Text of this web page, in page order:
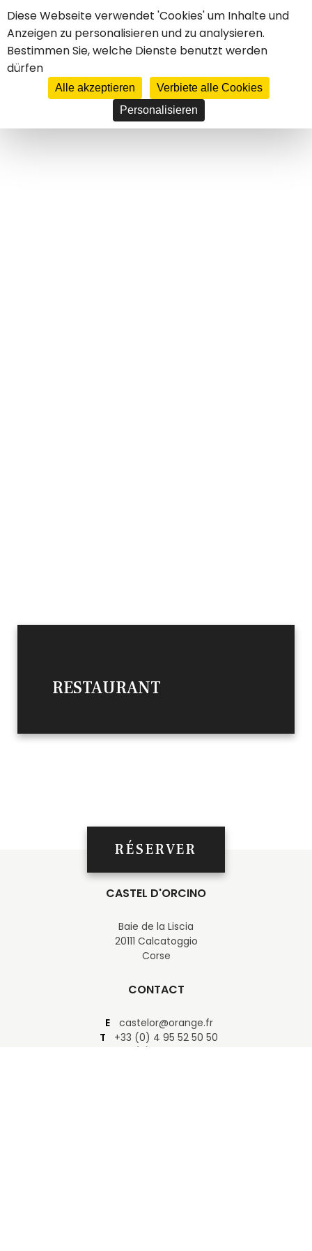
Diese Webseite verwendet 'Cookies' um Inhalte und
Anzeigen zu personalisieren und zu analysieren.
Bestimmen Sie, welche Dienste benutzt werden
dürfen
Alle akzeptieren
Verbiete alle Cookies
Personalisieren
HOTEL****
CASTEL D'ORCINO
EN DE ES IT JE RÉSERVE MON SÉJOUR
RESTAURANT
RÉSERVER
CASTEL D'ORCINO
Baie de la Liscia
20111 Calcatoggio
Corse
CONTACT
E
castelor@orange.fr
T
+33 (0) 4 95 52 50 50